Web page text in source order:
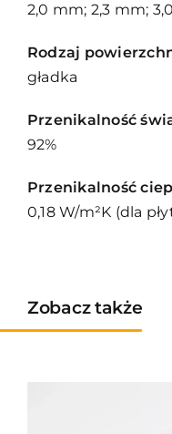
2,0 mm; 2,3 mm;
Rodzaj
gładka
Przenikalność
92%
Przenikalność
0,18 W/m²K (dla
Zobacz także